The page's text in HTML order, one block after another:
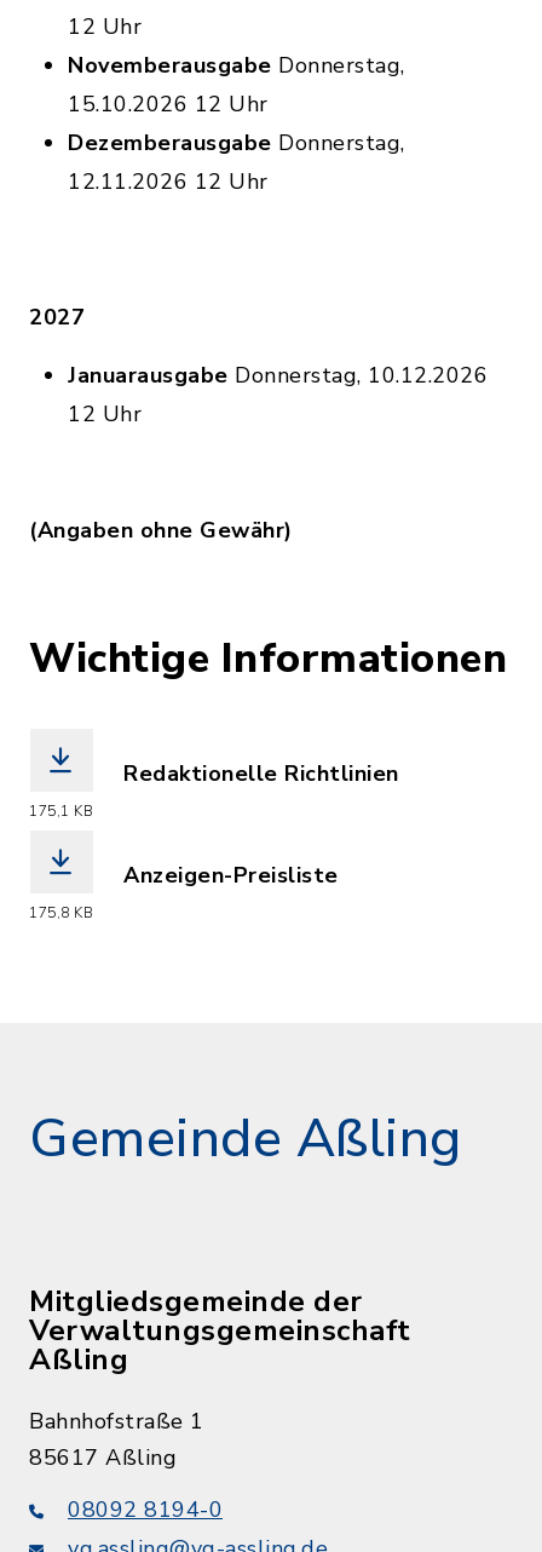
12 Uhr
Novemberausgabe Donnerstag,
15.10.2026 12 Uhr
Dezemberausgabe Donnerstag,
12.11.2026 12 Uhr
2027
Januarausgabe Donnerstag, 10.12.2026
12 Uhr
(Angaben ohne Gewähr)
Wichtige Informationen
175,1 KB
Redaktionelle Richtlinien
175,8 KB
Anzeigen-Preisliste
Gemeinde Aßling
Mitgliedsgemeinde der
Verwaltungsgemeinschaft
Aßling
Bahnhofstraße 1
85617 Aßling
08092 8194-0